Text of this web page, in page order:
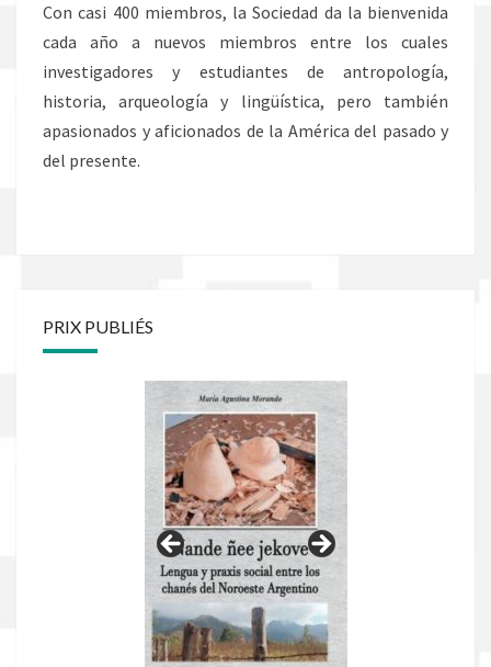
Con casi 400 miembros, la Sociedad da la bienvenida
cada año a nuevos miembros entre los cuales
investigadores y estudiantes de antropología,
historia, arqueología y lingüística, pero también
apasionados y aficionados de la América del pasado y
del presente.
PRIX PUBLIÉS